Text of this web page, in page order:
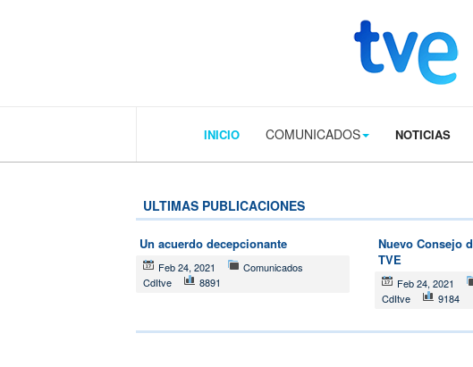
INICIO COMUNICADOS NOTICIAS
ULTIMAS PUBLICACIONES
Un acuerdo decepcionante
Feb 24, 2021
Comunicados
CdItve
8891
Nuevo Consejo
TVE
Feb 24, 2021
CdItve
9184